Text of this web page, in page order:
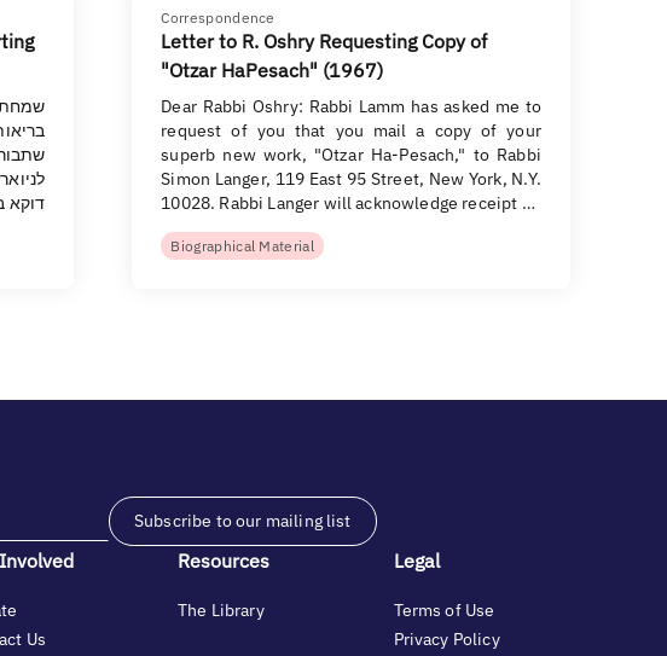
דוקא
Correspondence
Letter to R. Oshry Requesting Copy of
"Otzar HaPesach" (1967)
Dear Rabbi Oshry: Rabbi Lamm has asked me to
request of you that you mail a copy of your
superb new work, "Otzar Ha-Pesach," to Rabbi
Simon Langer, 119 East 95 Street, New York, N.Y.
10028. Rabbi Langer will acknowledge receipt …
Biographical Material
Subscribe to our mailing list
Us
Resources
The Library
Legal
Terms of Use
Privacy Policy